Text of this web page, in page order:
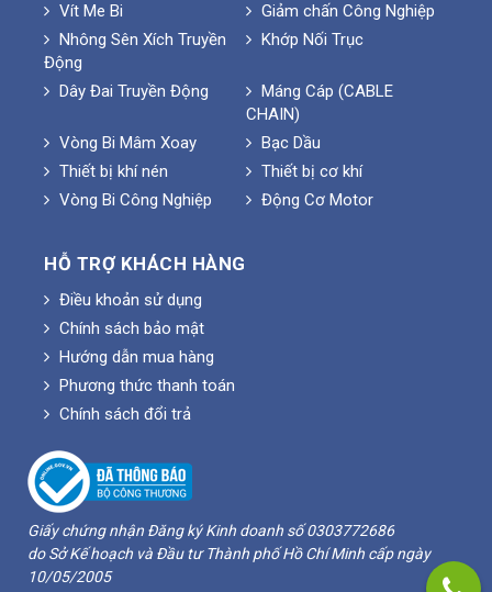
Vít Me Bi
Giảm chấn Công Nghiệp
Nhông Sên Xích Truyền
Động
Khớp Nối Trục
Dây Đai Truyền Động
Máng Cáp (CABLE
CHAIN)
Vòng Bi Mâm Xoay
Bạc Dầu
Thiết bị khí nén
Thiết bị cơ khí
Vòng Bi Công Nghiệp
Động Cơ Motor
HỖ TRỢ KHÁCH HÀNG
Điều khoản sử dụng
Chính sách bảo mật
Hướng dẫn mua hàng
Phương thức thanh toán
Chính sách đổi trả
Giấy chứng nhận Đăng ký Kinh doanh số 0303772686
do Sở Kế hoạch và Đầu tư Thành phố Hồ Chí Minh cấp ngày
10/05/2005